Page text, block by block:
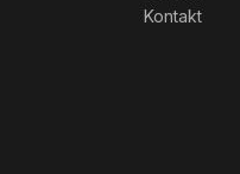
Kontakt